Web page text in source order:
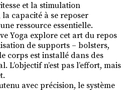
et la stimulation
capacité à se reposer
ressource essentielle.
Yoga explore cet art du repos
de supports – bolsters,
corps est installé dans des
L’objectif n’est pas l’effort, mais
avec précision, le système